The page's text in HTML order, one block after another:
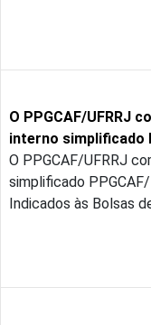
O PPGCAF/UFRRJ
interno simplificado
O PPGCAF/UFRRJ
simplificado
Indicados às Bolsas